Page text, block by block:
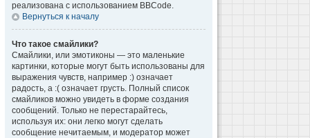
реализована с использованием BBCode.
Вернуться к началу
Что такое смайлики?
Смайлики, или эмотиконы — это маленькие
картинки, которые могут быть использованы для
выражения чувств, например :) означает
радость, а :( означает грусть. Полный список
смайликов можно увидеть в форме создания
сообщений. Только не перестарайтесь,
используя их: они легко могут сделать
сообщение нечитаемым, и модератор может